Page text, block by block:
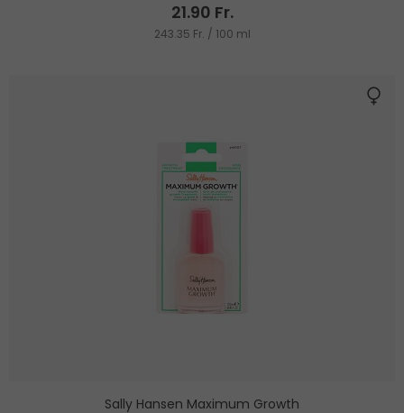
21.90 Fr.
243.35 Fr. / 100 ml
Sally Hansen Maximum Growth